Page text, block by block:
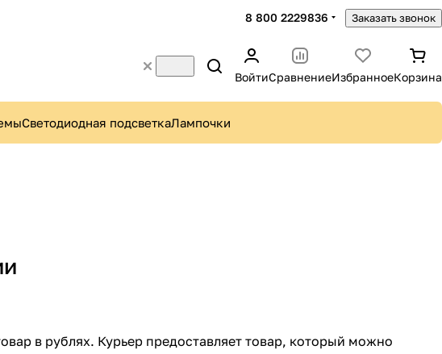
8 800 2229836 Заказать звонок
ВойтиСравнениеИзбранноеКорзина
Светодиодная подсветкаЛампочки
в рублях. Курьер предоставляет товар, который можно